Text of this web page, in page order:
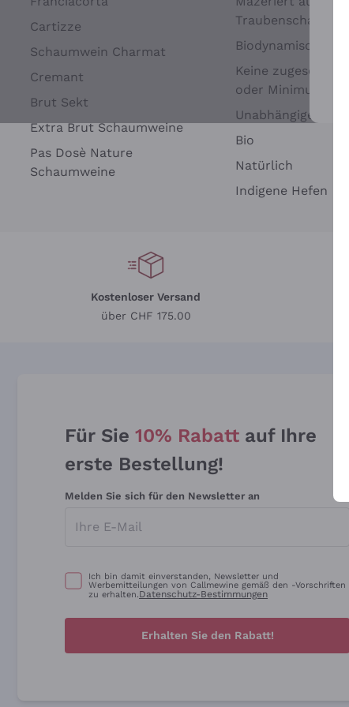
Cartizze
Schaumwein Charmat
Cremant
Brut Sekt
Extra Brut Schaumweine
Pas Dosè Nature
Schaumweine
Traubenschalen
Biodynamisch
Keine zugesetzten
oder Minimum
Unabhängige
Bio
Natürlich
Indigene Hefen
Kostenloser Versand
über CHF 175.00
Für Sie 10% Rabatt auf Ihre
erste Bestellung!
Melden Sie sich für den Newsletter an
Ich bin damit einverstanden, Newsletter und
Werbemitteilungen von Callmewine gemäß den -Vorschriften
zu erhalten.Datenschutz-Bestimmungen
Erhalten Sie den Rabatt!